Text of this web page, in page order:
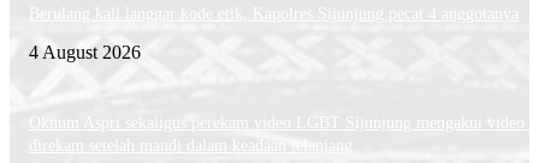
Berulang kali langgar kode etik, Kapolres Sijunjung pecat 4 anggotanya
4 August 2026
Oknum Aspri sekaligus perekam video LGBT Sijunjung mengakui video
direkam setelah mandi dalam keadaan telanjang